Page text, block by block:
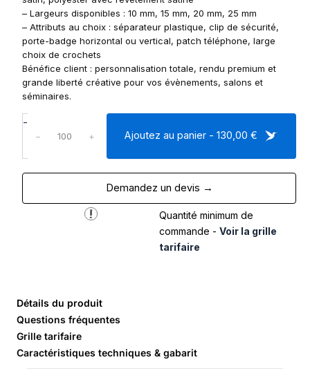
– Largeurs disponibles : 10 mm, 15 mm, 20 mm, 25 mm
– Attributs au choix : séparateur plastique, clip de sécurité,
porte-badge horizontal ou vertical, patch téléphone, large
choix de crochets
Bénéfice client : personnalisation totale, rendu premium et
grande liberté créative pour vos évènements, salons et
séminaires.
-
n
t
t
r
e
c
o
− + Ajoutez au panier - 130,00 €
Demandez un devis →
Quantité minimum de
commande - Voir la grille
tarifaire
Détails du produit
Questions fréquentes
Grille tarifaire
Caractéristiques techniques & gabarit